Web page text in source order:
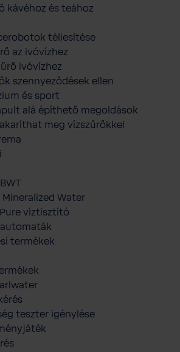
kávéhoz és teához
téliesítése
az ivóvízhez
ivóvízhez
szennyeződések ellen
és sport
alá építhető megoldások
meg vízszűrőkkel
Water
víztisztító
termékek
teszter igénylése